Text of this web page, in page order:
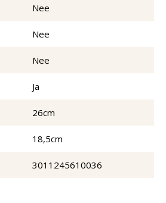
Nee
Nee
Nee
Ja
26cm
18,5cm
3011245610036